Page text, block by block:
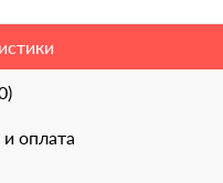
оплата